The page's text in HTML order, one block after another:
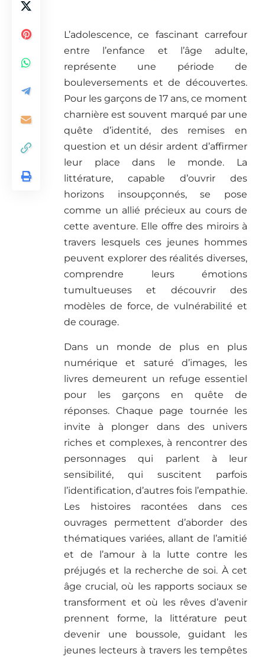
L’adolescence, ce fascinant carrefour
entre l’enfance et l’âge adulte,
représente une période de
bouleversements et de découvertes.
Pour les garçons de 17 ans, ce moment
charnière est souvent marqué par une
quête d’identité, des remises en
question et un désir ardent d’affirmer
leur place dans le monde. La
littérature, capable d’ouvrir des
horizons insoupçonnés, se pose
comme un allié précieux au cours de
cette aventure. Elle offre des miroirs à
travers lesquels ces jeunes hommes
peuvent explorer des réalités diverses,
comprendre leurs émotions
tumultueuses et découvrir des
modèles de force, de vulnérabilité et
de courage.
Dans un monde de plus en plus
numérique et saturé d’images, les
livres demeurent un refuge essentiel
pour les garçons en quête de
réponses. Chaque page tournée les
invite à plonger dans des univers
riches et complexes, à rencontrer des
personnages qui parlent à leur
sensibilité, qui suscitent parfois
l’identification, d’autres fois l’empathie.
Les histoires racontées dans ces
ouvrages permettent d’aborder des
thématiques variées, allant de l’amitié
et de l’amour à la lutte contre les
préjugés et la recherche de soi. À cet
âge crucial, où les rapports sociaux se
transforment et où les rêves d’avenir
prennent forme, la littérature peut
devenir une boussole, guidant les
jeunes lecteurs à travers les tempêtes